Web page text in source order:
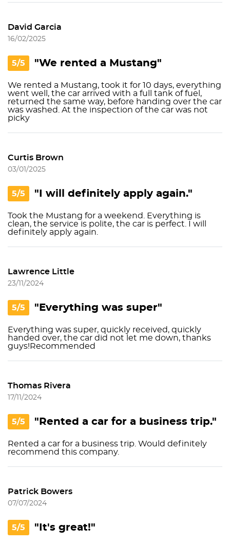
David Garcia
16/02/2025
5/5 "We rented a Mustang"
We rented a Mustang, took it for 10 days, everything
went well, the car arrived with a full tank of fuel,
returned the same way, before handing over the car
was washed. At the inspection of the car was not
picky
Curtis Brown
03/01/2025
5/5 "I will definitely apply again."
Took the Mustang for a weekend. Everything is
clean, the service is polite, the car is perfect. I will
definitely apply again.
Lawrence Little
23/11/2024
5/5 "Everything was super"
Everything was super, quickly received, quickly
handed over, the car did not let me down, thanks
guys!Recommended
Thomas Rivera
17/11/2024
5/5 "Rented a car for a business trip."
Rented a car for a business trip. Would definitely
recommend this company.
Patrick Bowers
07/07/2024
5/5 "It's great!"